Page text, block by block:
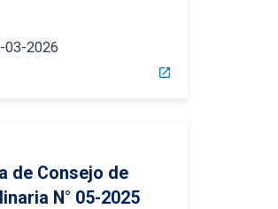
03-2026
open_in_new
de Consejo de
N° 05-2025